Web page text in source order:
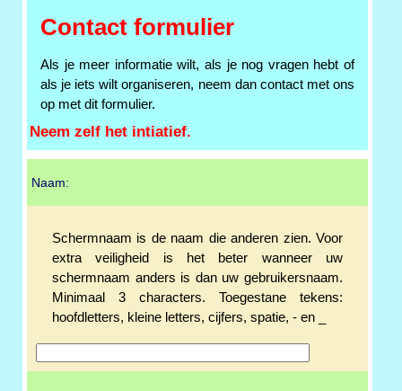
Contact formulier
Als je meer informatie wilt, als je nog vragen hebt of
als je iets wilt organiseren, neem dan contact met ons
op met dit formulier.
Neem zelf het intiatief.
Naam:
Schermnaam is de naam die anderen zien. Voor
extra veiligheid is het beter wanneer uw
schermnaam anders is dan uw gebruikersnaam.
Minimaal 3 characters. Toegestane tekens:
hoofdletters, kleine letters, cijfers, spatie, - en _